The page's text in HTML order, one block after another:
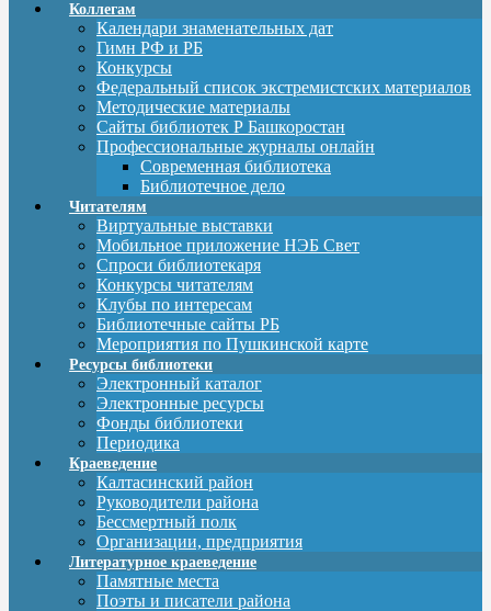
Коллегам
Календари знаменательных дат
Гимн РФ и РБ
Конкурсы
Федеральный список экстремистских материалов
Методические материалы
Сайты библиотек Р Башкоростан
Профессиональные журналы онлайн
Современная библиотека
Библиотечное дело
Читателям
Виртуальные выставки
Мобильное приложение НЭБ Свет
Спроси библиотекаря
Конкурсы читателям
Клубы по интересам
Библиотечные сайты РБ
Мероприятия по Пушкинской карте
Ресурсы библиотеки
Электронный каталог
Электронные ресурсы
Фонды библиотеки
Периодика
Краеведение
Калтасинский район
Руководители района
Бессмертный полк
Организации, предприятия
Литературное краеведение
Памятные места
Поэты и писатели района